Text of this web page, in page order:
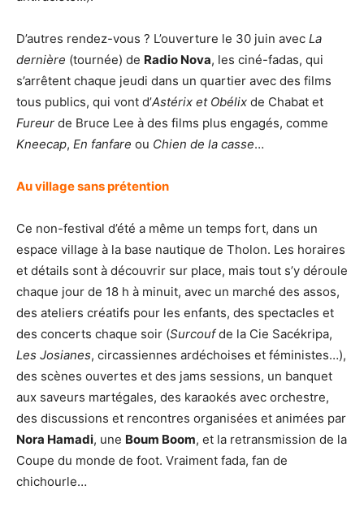
D’autres rendez-vous ? L’ouverture le 30 juin avec La
dernière (tournée) de Radio Nova, les ciné-fadas, qui
s’arrêtent chaque jeudi dans un quartier avec des films
tous publics, qui vont d’Astérix et Obélix de Chabat et
Fureur de Bruce Lee à des films plus engagés, comme
Kneecap, En fanfare ou Chien de la casse…
Au village sans prétention
Ce non-festival d’été a même un temps fort, dans un
espace village à la base nautique de Tholon. Les horaires
et détails sont à découvrir sur place, mais tout s’y déroule
chaque jour de 18 h à minuit, avec un marché des assos,
des ateliers créatifs pour les enfants, des spectacles et
des concerts chaque soir (Surcoufde la Cie Sacékripa,
Les Josianes, circassiennes ardéchoises et féministes…),
des scènes ouvertes et des jams sessions, un banquet
aux saveurs martégales, des karaokés avec orchestre,
des discussions et rencontres organisées et animées par
Nora Hamadi, une Boum Boom, et la retransmission de la
Coupe du monde de foot. Vraiment fada, fan de
chichourle…